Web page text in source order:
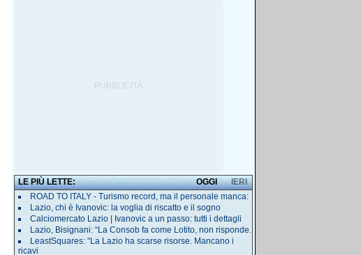
LE PIÙ LETTE: IERI
OGGI
ROAD TO ITALY - Turismo record, ma il personale manca:
Lazio, chi è Ivanovic: la voglia di riscatto e il sogno
Calciomercato Lazio | Ivanovic a un passo: tutti i dettagli
Lazio, Bisignani: “La Consob fa come Lotito, non risponde.
LeastSquares: "La Lazio ha scarse risorse. Mancano i
ricavi